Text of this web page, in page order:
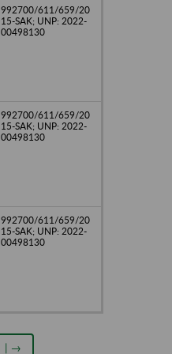
992700/611/659/20
15-SAK; UNP: 2022-
00498130
992700/611/659/20
15-SAK; UNP: 2022-
00498130
992700/611/659/20
15-SAK; UNP: 2022-
00498130
| →